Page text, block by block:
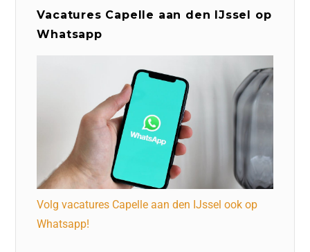
Vacatures Capelle aan den IJssel op
Whatsapp
Volg vacatures Capelle aan den IJssel ook op
Whatsapp!